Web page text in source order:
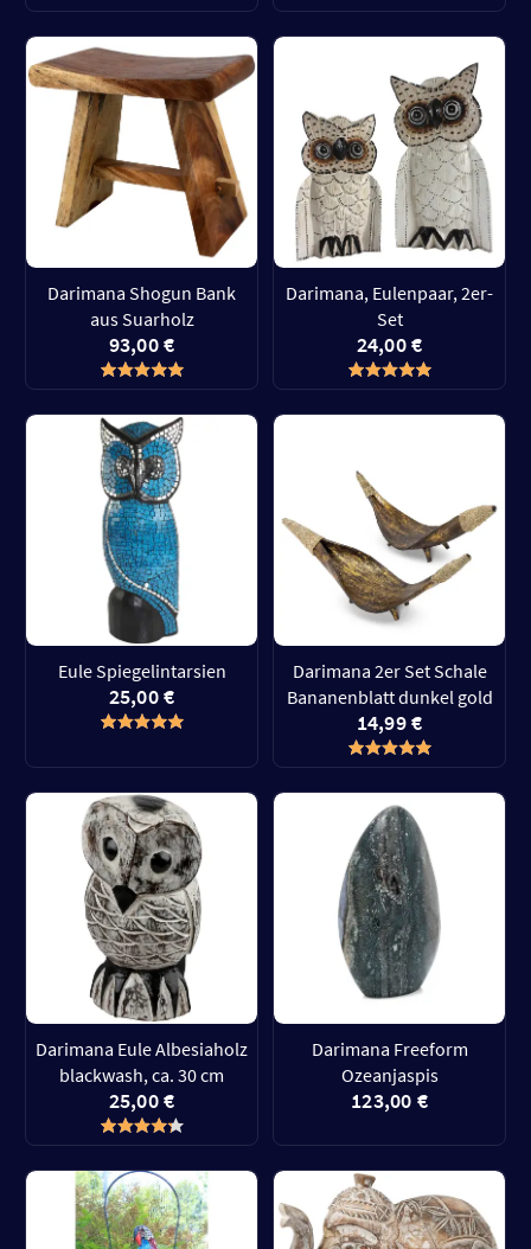
Darimana Shogun Bank
aus Suarholz
93,00 €
Darimana, Eulenpaar, 2er-
Set
24,00 €
Eule Spiegelintarsien
25,00 €
Darimana 2er Set Schale
Bananenblatt dunkel gold
14,99 €
Darimana Eule Albesiaholz
blackwash, ca. 30 cm
25,00 €
Darimana Freeform
Ozeanjaspis
123,00 €